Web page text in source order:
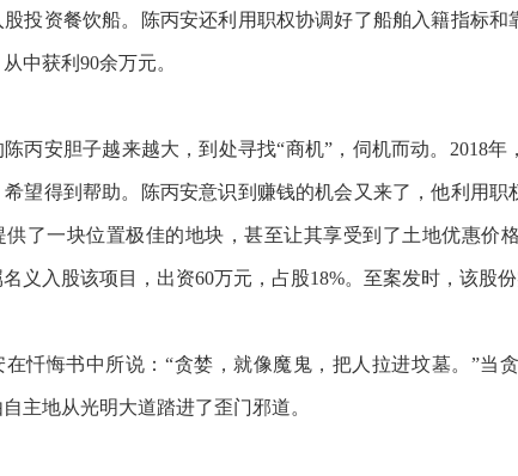
股投资餐饮船。陈丙安还利用职权协调好了船舶入籍指标
中获利90余万元。
丙安胆子越来越大，到处寻找“商机”，伺机而动。2018
望得到帮助。陈丙安意识到赚钱的机会又来了，他利用
供了一块位置极佳的地块，甚至让其享受到了土地优惠价
义入股该项目，出资60万元，占股18%。至案发时，该股
在忏悔书中所说：“贪婪，就像魔鬼，把人拉进坟墓。”当
主地从光明大道踏进了歪门邪道。